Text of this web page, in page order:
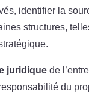
identifier la
structures,
juridique de
du